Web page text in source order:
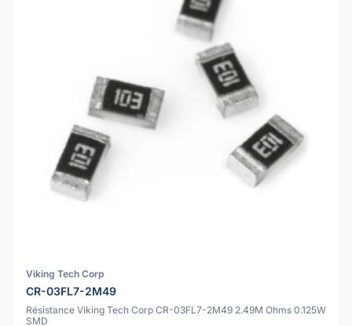
Viking Tech Corp
CR-03FL7-2M49
Résistance Viking Tech Corp CR-03FL7-2M49 2.49M Ohms 0.125W
SMD